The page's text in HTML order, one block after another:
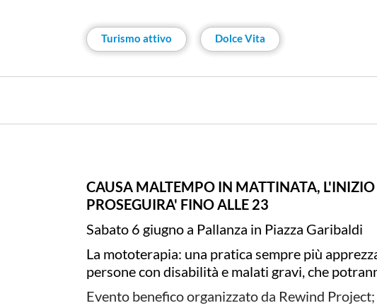
Turismo attivo Dolce Vita
CAUSA MALTEMPO IN MATTINATA,
PROSEGUIRA' FINO ALLE 23
Sabato 6 giugno a Pallanza in Piazza Garibaldi
La mototerapia: una pratica sempre più
persone con disabilità e malati gravi, che
Evento benefico organizzato da Rewind